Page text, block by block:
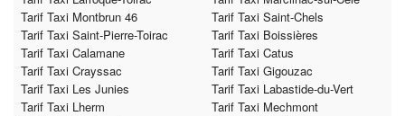
Tarif Taxi Montbrun 46
Tarif Taxi Saint-Chels
Tarif Taxi Saint-Pierre-Toirac
Tarif Taxi Boissières
Tarif Taxi Calamane
Tarif Taxi Catus
Tarif Taxi Crayssac
Tarif Taxi Gigouzac
Tarif Taxi Les Junies
Tarif Taxi Labastide-du-Vert
Tarif Taxi Lherm
Tarif Taxi Mechmont